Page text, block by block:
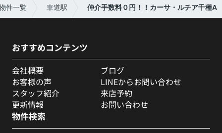
件一覧 車道駅 仲介手数料０円！！カーサ・ルチア千種A
おすすめコンテンツ
会社概要
お客様の声
スタッフ紹介
更新情報
ブログ
LINEからお問い合わせ
来店予約
お問い合わせ
物件検索